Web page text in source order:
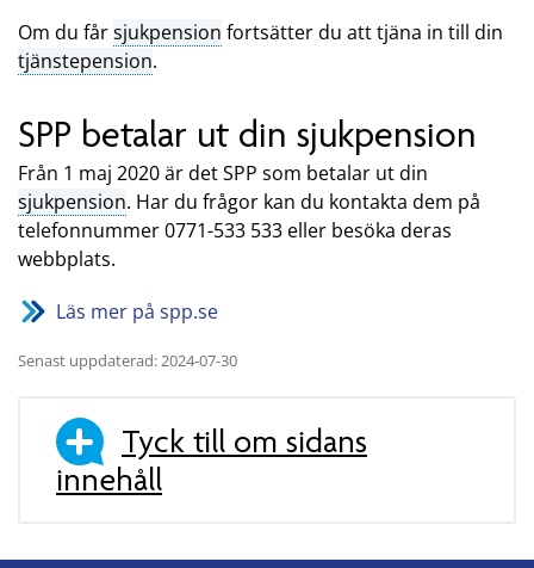
Om du fårsjukpension fortsätter du att tjäna in till din
tjänstepension.
SPP betalar ut din sjukpension
Från 1 maj 2020 är det SPP som betalar ut din
sjukpension. Har du frågor kan du kontakta dem på
telefonnummer 0771-533 533 eller besöka deras
webbplats.
Läs mer på spp.se
Senast uppdaterad: 2024-07-30
Tyck till om sidans
innehåll